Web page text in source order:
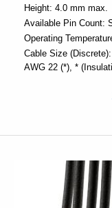
Height: 4.0 mm max.
Available Pin Count:
Operating
Cable Size (Discrete):
AWG 22 (*) *